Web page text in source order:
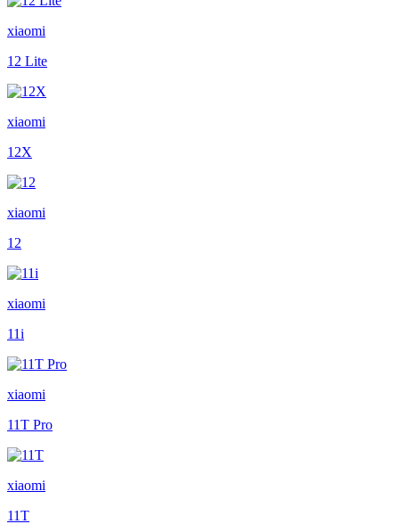
xiaomi
12 Lite
xiaomi
12X
xiaomi
12
xiaomi
11i
xiaomi
11T Pro
xiaomi
11T